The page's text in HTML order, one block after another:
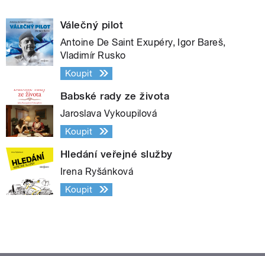
Válečný pilot
Antoine De Saint Exupéry, Igor Bareš,
Vladimír Rusko
Koupit
Babské rady ze života
Jaroslava Vykoupilová
Koupit
Hledání veřejné služby
Irena Ryšánková
Koupit